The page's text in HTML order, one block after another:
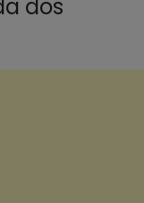
dos